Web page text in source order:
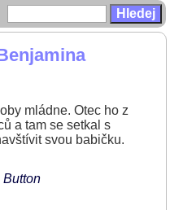
mládne. Otec ho z
a tam se setkal s
svou babičku.
Button